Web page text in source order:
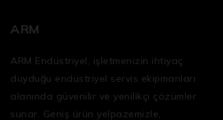
ARM
ARM Endüstriyel, işletmenizin ihtiyaç
duyduğu endüstriyel servis ekipmanları
alanında güvenilir ve yenilikçi çözümler
sunar. Geniş ürün yelpazemizle,